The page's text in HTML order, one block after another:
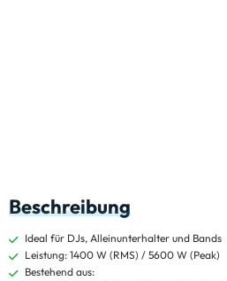
Beschreibung
Ideal für DJs, Alleinunterhalter und Bands
Leistung: 1400 W (RMS) / 5600 W (Peak)
Bestehend aus: